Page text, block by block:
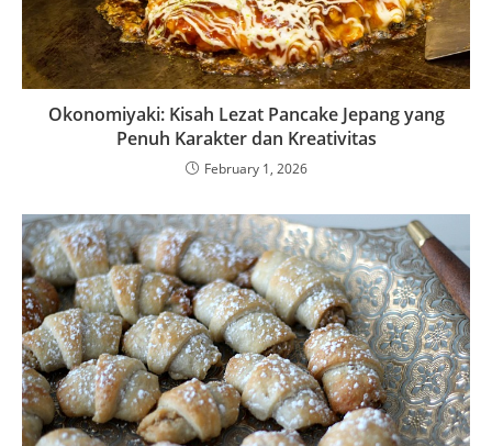
Okonomiyaki: Kisah Lezat Pancake Jepang yang
Penuh Karakter dan Kreativitas
February 1, 2026